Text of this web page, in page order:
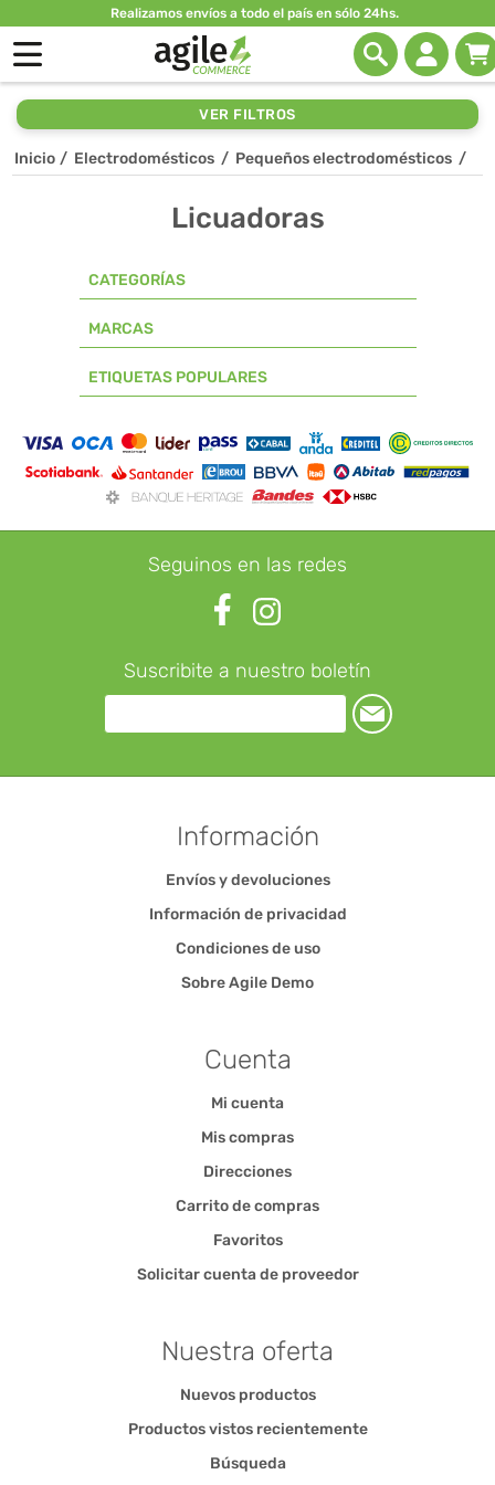
Realizamos envíos a todo el país en sólo 24hs.
VER FILTROS
Inicio / Electrodomésticos / Pequeños electrodomésticos /
Licuadoras
CATEGORÍAS
MARCAS
ETIQUETAS POPULARES
Seguinos en las redes
Suscribite a nuestro boletín
Información
Envíos y devoluciones
Información de privacidad
Condiciones de uso
Sobre Agile Demo
Cuenta
Mi cuenta
Mis compras
Direcciones
Carrito de compras
Favoritos
Solicitar cuenta de proveedor
Nuestra oferta
Nuevos productos
Productos vistos recientemente
Búsqueda